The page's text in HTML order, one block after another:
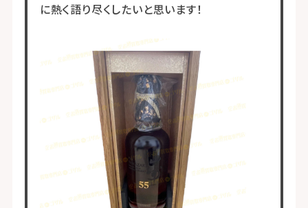
に熱く語り尽くしたいと思います！